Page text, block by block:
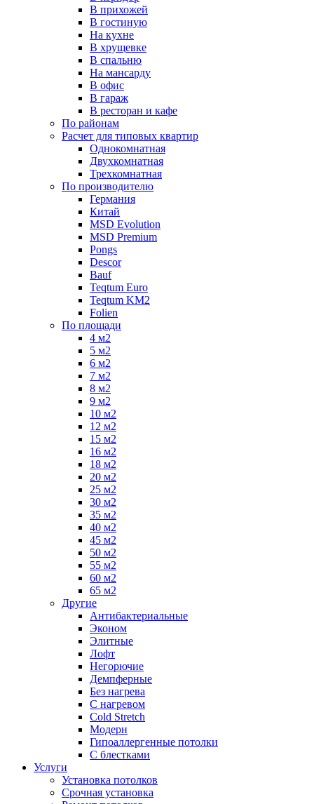
В прихожей
В гостиную
На кухне
В хрущевке
В спальню
На мансарду
В офис
В гараж
В ресторан и кафе
По районам
Расчет для типовых квартир
Однокомнатная
Двухкомнатная
Трехкомнатная
По производителю
Германия
Китай
MSD Evolution
MSD Premium
Pongs
Descor
Bauf
Teqtum Euro
Teqtum KM2
Folien
По площади
4 м2
5 м2
6 м2
7 м2
8 м2
9 м2
10 м2
12 м2
15 м2
16 м2
18 м2
20 м2
25 м2
30 м2
35 м2
40 м2
45 м2
50 м2
55 м2
60 м2
65 м2
Другие
Антибактериальные
Эконом
Элитные
Лофт
Негорючие
Демпферные
Без нагрева
С нагревом
Cold Stretch
Модерн
Гипоаллергенные потолки
С блестками
Услуги
Установка потолков
Срочная установка